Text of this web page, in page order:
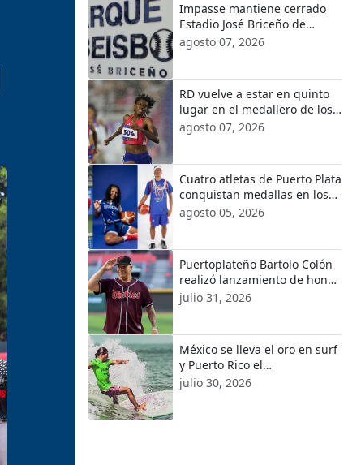
Impasse mantiene cerrado
Estadio José Briceño de
Puerto Plata; piden
destitución del presidente
agosto 07, 2026
RD vuelve a estar en quinto
lugar en el medallero de los
Juegos Centroamericanos y
del Caribe 2026
agosto 07, 2026
Cuatro atletas de Puerto Plata
conquistan medallas en los
Juegos Centroamericanos y
del Caribe Santo Domingo
agosto 05, 2026
Puertoplateño Bartolo Colón
realizó lanzamiento de honor
invitado por Diablos Rojos de
México
julio 31, 2026
México se lleva el oro en surf
y Puerto Rico el
subcampeonato
julio 30, 2026